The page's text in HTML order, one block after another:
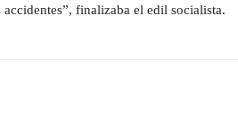
finalizaba el edil socialista.